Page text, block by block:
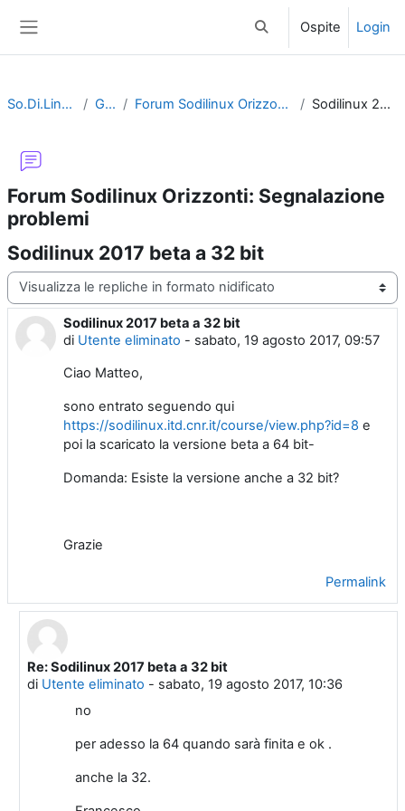
Attiva/disattiva input di
Ospite Login
So.Di.Linux Orizzonti General Forum Sodilinux Orizzonti: Segnalazione problemi Sodilinux 2017 beta a 32 bit
Forum Sodilinux Orizzonti: Segnalazione
problemi
Sodilinux 2017 beta a 32 bit
Modalità visualizzazione
Sodilinux 2017 beta a 32 bit
di Utente eliminato - sabato, 19 agosto 2017, 09:57
Numero di risposte: 1
Ciao Matteo,
sono entrato seguendo qui
https://sodilinux.itd.cnr.it/course/view.php?id=8 e
poi la scaricato la versione beta a 64 bit-
Domanda: Esiste la versione anche a 32 bit?
Grazie
Permalink
In riposta a Utente eliminato
Re: Sodilinux 2017 beta a 32 bit
di Utente eliminato - sabato, 19 agosto 2017, 10:36
no
per adesso la 64 quando sarà finita e ok .
anche la 32.